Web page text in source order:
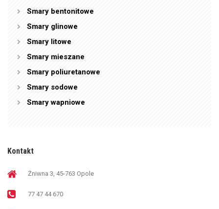
Smary bentonitowe
Smary glinowe
Smary litowe
Smary mieszane
Smary poliuretanowe
Smary sodowe
Smary wapniowe
Kontakt
Żniwna 3, 45-763 Opole
77 47 44 670